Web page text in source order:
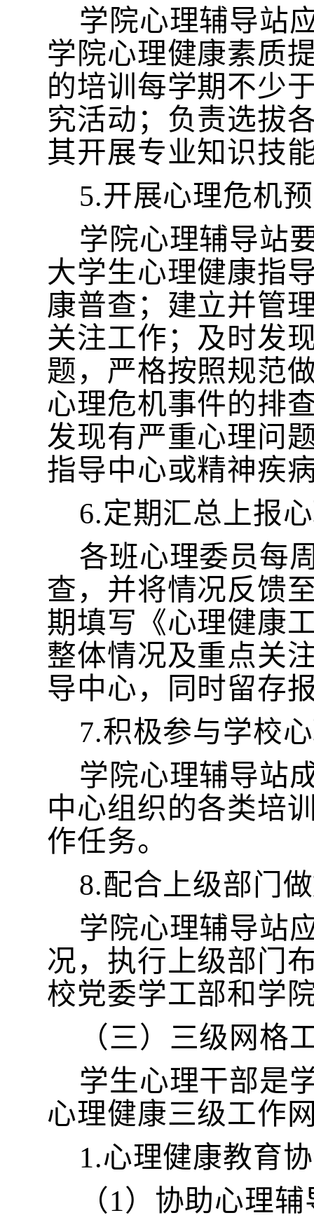
学院心理辅导站
学院心理健康素质
的培训每学期不少
究活动；负责选拔
其开展专业知识技
5.开展心理危机
学院心理辅导站
大学生心理健康指
康普查；建立并管
关注工作；及时发
题，严格按照规范
心理危机事件的排
发现有严重心理问
指导中心或精神疾
6.定期汇总上报
各班心理委员每
查，并将情况反馈
期填写《心理健康
整体情况及重点关
导中心，同时留存
7.积极参与学校
学院心理辅导站
中心组织的各类培
作任务。
8.配合上级部门
学院心理辅导站
况，执行上级部门
校党委学工部和学
（三）三级网格
学生心理干部是
心理健康三级工作
1.心理健康教育
（1）协助心理